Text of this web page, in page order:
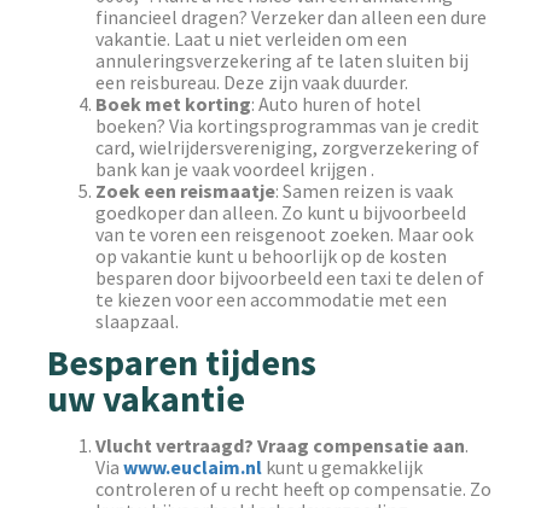
financieel dragen? Verzeker dan alleen een dure
vakantie. Laat u niet verleiden om een
annuleringsverzekering af te laten sluiten bij
een reisbureau. Deze zijn vaak duurder.
Boek met korting: Auto huren of hotel
boeken? Via kortingsprogrammas van je credit
card, wielrijdersvereniging, zorgverzekering of
bank kan je vaak voordeel krijgen .
Zoek een reismaatje: Samen reizen is vaak
goedkoper dan alleen. Zo kunt u bijvoorbeeld
van te voren een reisgenoot zoeken. Maar ook
op vakantie kunt u behoorlijk op de kosten
besparen door bijvoorbeeld een taxi te delen of
te kiezen voor een accommodatie met een
slaapzaal.
Besparen tijdens
uw vakantie
Vlucht vertraagd? Vraag compensatie aan.
Viawww.euclaim.nl kunt u gemakkelijk
controleren of u recht heeft op compensatie. Zo